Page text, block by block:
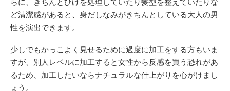
ど清潔感があると、身だしなみがきちんとしている大人の男
性を演出できます。
少しでもかっこよく見せるために過度に加工をする方もいま
すが、別人レベルに加工すると女性から反感を買う恐れがあ
るため、加工したいならナチュラルな仕上がりを心がけまし
ょう。